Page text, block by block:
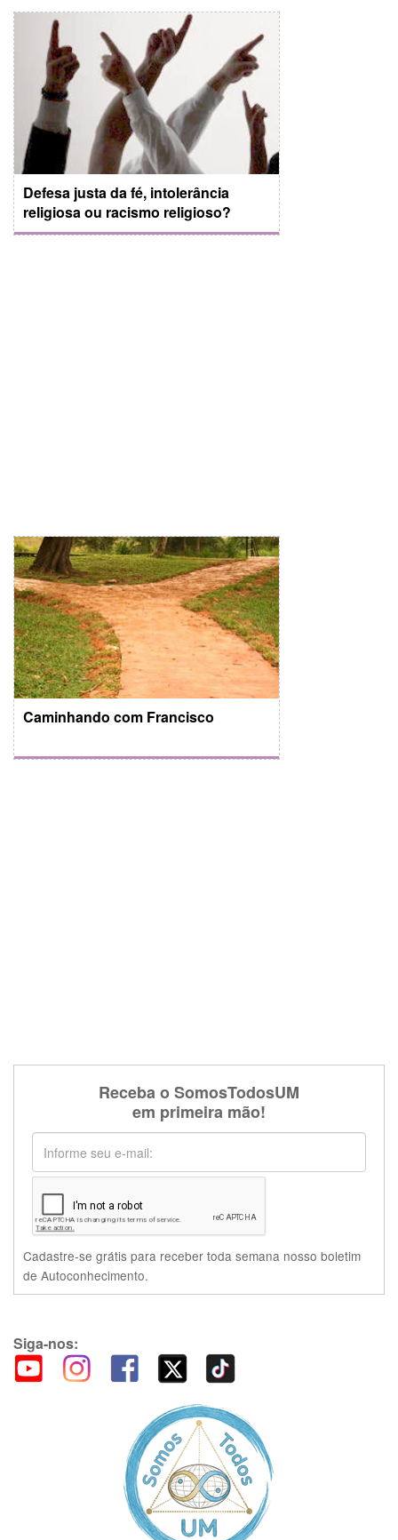
Defesa justa da fé, intolerância
religiosa ou racismo religioso?
Caminhando com Francisco
Receba o SomosTodosUM
em primeira mão!
Cadastre-se grátis para receber toda semana nosso boletim
de Autoconhecimento.
Siga-nos: